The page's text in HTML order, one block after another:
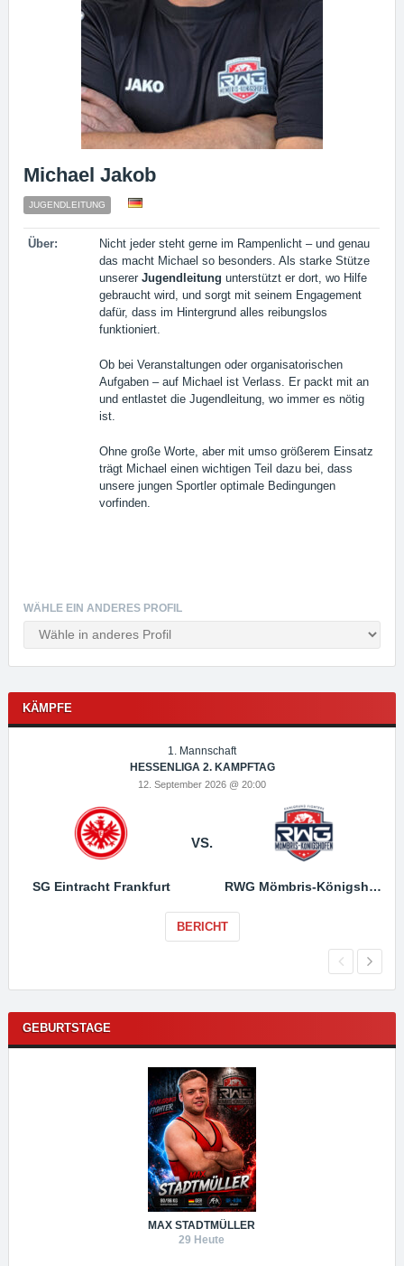
Michael Jakob
JUGENDLEITUNG
Über:
Nicht jeder steht gerne im Rampenlicht – und genau
das macht Michael so besonders. Als starke Stütze
unserer Jugendleitung unterstützt er dort, wo Hilfe
gebraucht wird, und sorgt mit seinem Engagement
dafür, dass im Hintergrund alles reibungslos
funktioniert.
Ob bei Veranstaltungen oder organisatorischen
Aufgaben – auf Michael ist Verlass. Er packt mit an
und entlastet die Jugendleitung, wo immer es nötig
ist.
Ohne große Worte, aber mit umso größerem Einsatz
trägt Michael einen wichtigen Teil dazu bei, dass
unsere jungen Sportler optimale Bedingungen
vorfinden.
WÄHLE EIN ANDERES PROFIL
KÄMPFE
1. Mannschaft
HESSENLIGA 2. KAMPFTAG
12. September 2026 @ 20:00
SG Eintracht Frankfurt
VS.
RWG Mömbris-Königshofen
BERICHT
GEBURTSTAGE
MAX STADTMÜLLER
29 Heute